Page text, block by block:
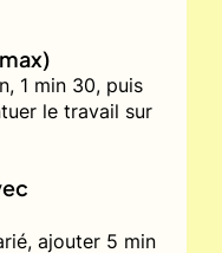
1 min 30, puis
le travail sur
ajouter 5 min